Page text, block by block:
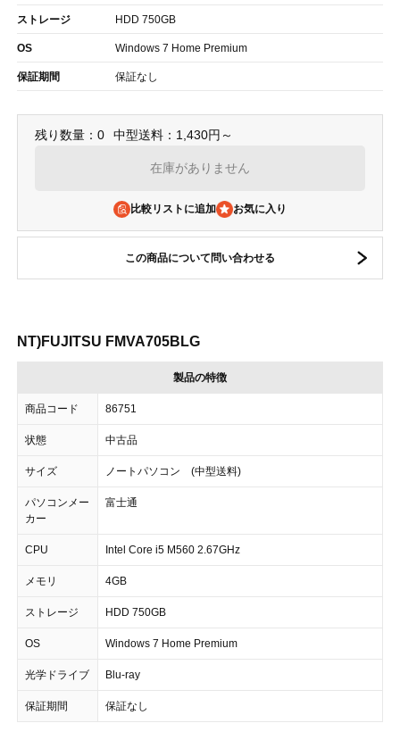
ストレージ HDD 750GB
OS Windows 7 Home Premium
保証期間 保証なし
残り数量：0 中型送料：1,430円～
在庫がありません
比較リストに追加
この商品について問い合わせる
NT)FUJITSU FMVA705BLG
製品の特徴
商品コード 86751
状態 中古品
サイズ ノートパソコン (中型送料)
パソコンメー
カー
富士通
CPU Intel Core i5 M560 2.67GHz
メモリ 4GB
ストレージ HDD 750GB
OS Windows 7 Home Premium
光学ドライブ Blu-ray
保証期間 保証なし